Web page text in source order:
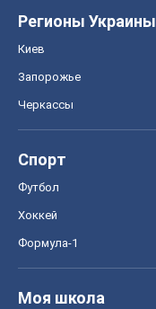
Регионы Украины
Киев
Запорожье
Черкассы
Спорт
Футбол
Хоккей
Формула-1
Моя школа